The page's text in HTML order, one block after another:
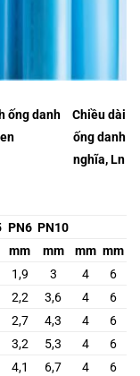
ống danh
Chiều dài
ống danh
nghĩa, Ln
PN6 PN10
mm mm mm mm
1,9 3 4
6
2,2 3,6 4
6
2,7 4,3 4
6
3,2 5,3 4
6
4,1 6,7 4
6